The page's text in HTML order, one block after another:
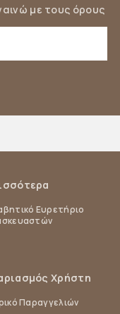
με τους όρους
Ευρετήριο
Χρήστη
Παραγγελιών